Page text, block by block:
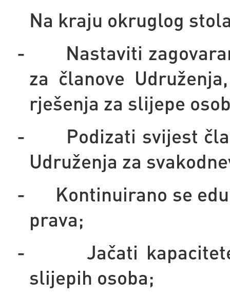
Na kraju okruglog
-
Nastaviti
za članove
rješenja za slijepe
-
Podizati svijest
Udruženja za
-
Kontinuirano se
prava;
-
Jačati
slijepih osoba;